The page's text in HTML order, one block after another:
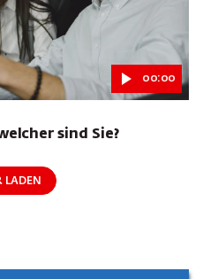
00:00
sind Sie?
LADEN